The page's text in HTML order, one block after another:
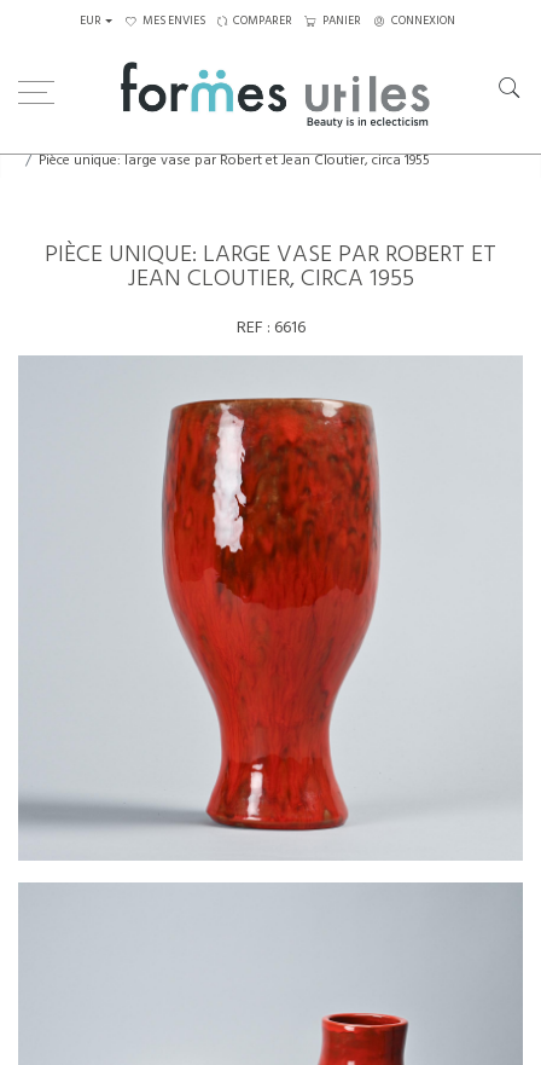
EUR MES ENVIES COMPARER PANIER CONNEXION
Pièce unique: large vase par Robert et Jean Cloutier, circa 1955
PIÈCE UNIQUE: LARGE VASE PAR ROBERT ET
JEAN CLOUTIER, CIRCA 1955
REF : 6616